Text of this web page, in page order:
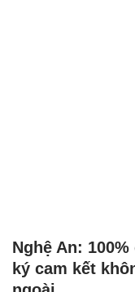
Nghệ An:
ký cam kết